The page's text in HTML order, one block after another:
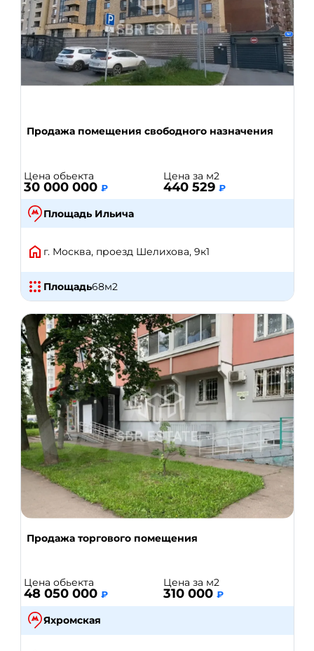
Продажа помещения свободного назначения
Цена обьекта
30 000 000 ₽
Цена за м2
440 529 ₽
Площадь Ильича
г. Москва, проезд Шелихова, 9к1
Площадь68м2
Продажа торгового помещения
Цена обьекта
48 050 000 ₽
Цена за м2
310 000 ₽
Яхромская